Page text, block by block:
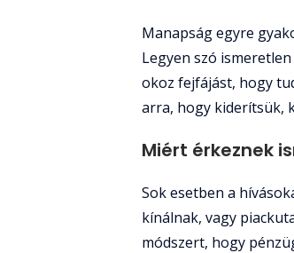
Manapság egyre
Legyen szó
okoz fejfájást, hogy
arra, hogy kiderítsük,
Miért érkeznek
Sok esetben a
kínálnak, vagy
módszert, hogy